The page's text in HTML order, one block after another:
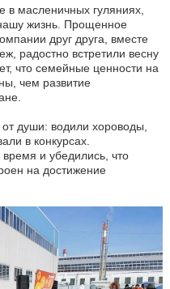
в масленичных гуляниях,
жизнь. Прощенное
друг друга, вместе
радостно встретили весну
что семейные ценности на
чем развитие
души: водили хороводы,
в конкурсах.
и убедились, что
на достижение